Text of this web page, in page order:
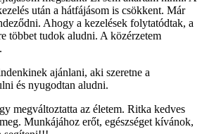
után a hátfájásom is csökkent. Már
Ahogy a kezelések folytatódtak, a
többet tudok aludni. A közérzetem
ajánlani, aki szeretne a
és nyugodtan aludni.
megváltoztatta az életem. Ritka kedves
Munkájához erőt, egészséget kívánok,